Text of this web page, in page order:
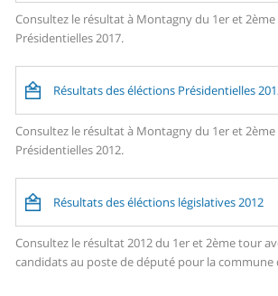
Consultez le résultat à Montagny du 1er et
Présidentielles 2017.
Résultats des éléctions Présidentielles
Consultez le résultat à Montagny du 1er et
Présidentielles 2012.
Résultats des éléctions législatives 2012
Consultez le résultat 2012 du 1er et 2ème tour
candidats au poste de député pour la commune